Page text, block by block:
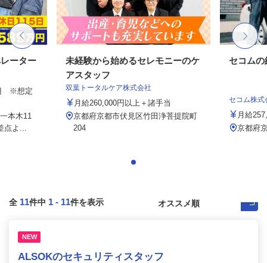
ーター
※想定
本木11
よ...
未経験から始めるセレモニーのケ
アスタッフ
双葉トータルケア株式会社
月給260,000円以上＋諸手当
京都府京都市伏見区竹田浄菩提院町
204
セコムの
セコム株式
月給
京都府
全 11件中 1 - 11件を表示
NEW
ALSOKのセキュリティスタッフ